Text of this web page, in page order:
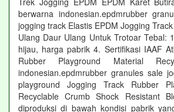
berwarna indonesian.epdmrubber
jogging track Elastis EPDM Jogging
Ulang Daur Ulang Untuk Trotoar Tebal:
hijau, harga pabrik 4. Sertifikasi IAAF
Rubber Playground Material
indonesian.epdmrubber granules sale
playground Jogging Track Rubber
Recyclable Crumb Shock Resistant
diproduksi di bawah kondisi pabrik